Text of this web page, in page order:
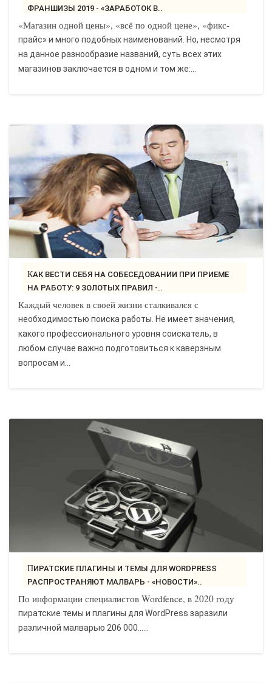
ФРАНШИЗЫ 2019 - «ЗАРАБОТОК В..
«Магазин одной цены», «всё по одной цене», «фикс-
прайс» и много подобных наименований. Но, несмотря
на данное разнообразие названий, суть всех этих
магазинов заключается в одном и том же:...
КАК ВЕСТИ СЕБЯ НА СОБЕСЕДОВАНИИ ПРИ ПРИЕМЕ
НА РАБОТУ: 9 ЗОЛОТЫХ ПРАВИЛ -..
Каждый человек в своей жизни сталкивался с
необходимостью поиска работы. Не имеет значения,
какого профессионального уровня соискатель, в
любом случае важно подготовиться к каверзным
вопросам и...
ПИРАТСКИЕ ПЛАГИНЫ И ТЕМЫ ДЛЯ WORDPRESS
РАСПРОСТРАНЯЮТ МАЛВАРЬ - «НОВОСТИ»..
По информации специалистов Wordfence, в 2020 году
пиратские темы и плагины для WordPress заразили
различной малварью 206 000…...